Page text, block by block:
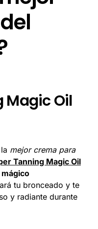
Magic Oil
mejor crema para
Tanning Magic Oil
tu bronceado y te
y radiante durante